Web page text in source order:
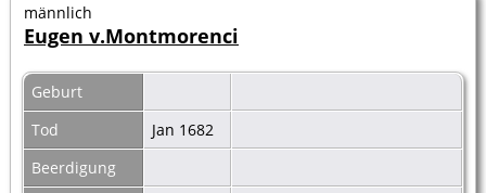
männlich
Eugen v.Montmorenci
Geburt
Tod
Jan 1682
Beerdigung